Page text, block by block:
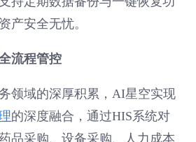
产安全无忧。
流程管控
领域的深厚积累，AI星空实现
的深度融合，通过HIS系统对
品采购、设备采购、人力成本